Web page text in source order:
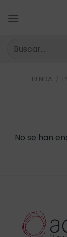
Buscar
TIENDA
No se han